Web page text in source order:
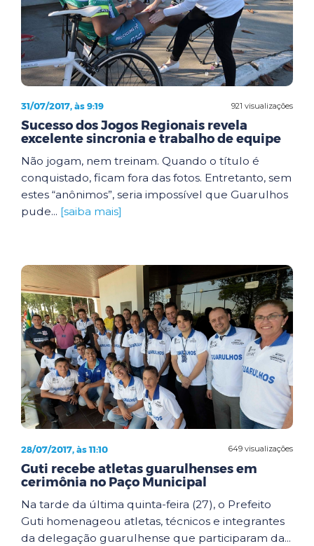
921 visualizações
31/07/2017, às 9:19
Sucesso dos Jogos Regionais revela
excelente sincronia e trabalho de equipe
Não jogam, nem treinam. Quando o título é
conquistado, ficam fora das fotos. Entretanto, sem
estes “anônimos”, seria impossível que Guarulhos
pude... [saiba mais]
649 visualizações
28/07/2017, às 11:10
Guti recebe atletas guarulhenses em
cerimônia no Paço Municipal
Na tarde da última quinta-feira (27), o Prefeito
Guti homenageou atletas, técnicos e integrantes
da delegação guarulhense que participaram da...